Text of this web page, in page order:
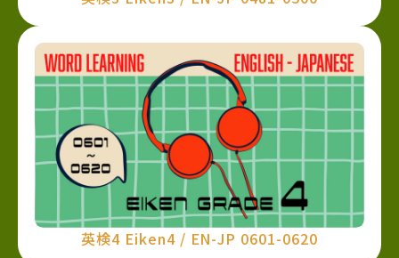
英検4 Eiken4 / EN-JP 0601-0620